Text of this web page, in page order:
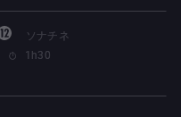
ソナチネ
1h30